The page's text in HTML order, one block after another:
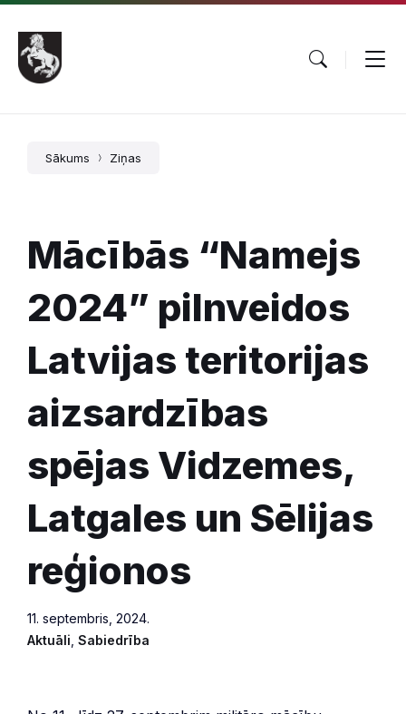
Pāriet
saturu
Skip
main
navigation
Skip
footer
Sākums Ziņas
Mācībās “Namejs
2024” pilnveidos
Latvijas teritorijas
aizsardzības
spējas Vidzemes,
Latgales un Sēlijas
reģionos
11. septembris, 2024.
Aktuāli Sabiedrība